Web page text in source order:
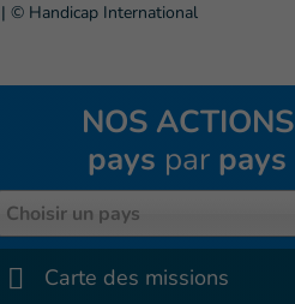
| © Handicap International
NOS ACTIONS
pays par pays
Choisir un pays
Carte des missions